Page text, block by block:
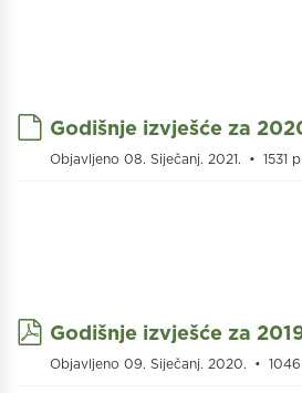
default
Godišnje izvješće za
Objavljeno 08. Siječanj. 2021. 1531
pdf
Godišnje izvješće za
Objavljeno 09. Siječanj. 2020.